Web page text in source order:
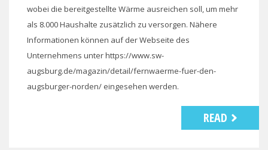
wobei die bereitgestellte Wärme ausreichen soll, um mehr
als 8.000 Haushalte zusätzlich zu versorgen. Nähere
Informationen können auf der Webseite des
Unternehmens unter https://www.sw-
augsburg.de/magazin/detail/fernwaerme-fuer-den-
augsburger-norden/ eingesehen werden.
READ